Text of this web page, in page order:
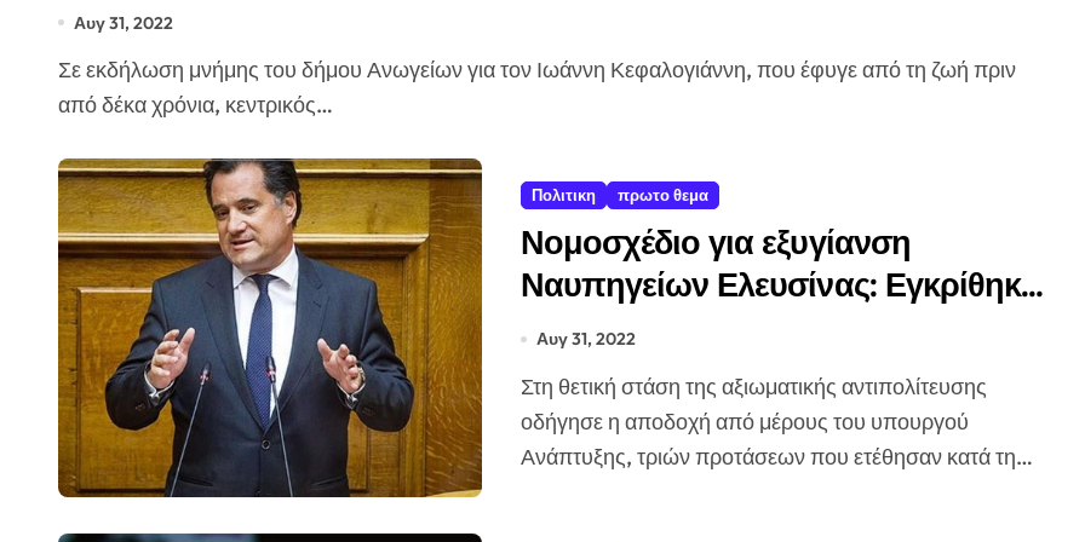
Αυγ 31, 2022
Σε εκδήλωση μνήμης του δήμου Ανωγείων για τον Ιωάννη Κεφαλογιάννη, που έφυγε από τη ζωή πριν
από δέκα χρόνια, κεντρικός…
Πολιτικη πρωτο θεμα
Νομοσχέδιο για εξυγίανση
Ναυπηγείων Ελευσίνας: Εγκρίθηκε
με ευρύτατη πλειοψηφία – Η
ανάρτηση του Άδωνι Γεωργιάδη
Αυγ 31, 2022
Στη θετική στάση της αξιωματικής αντιπολίτευσης
οδήγησε η αποδοχή από μέρους του υπουργού
Ανάπτυξης, τριών προτάσεων που ετέθησαν κατά τη…